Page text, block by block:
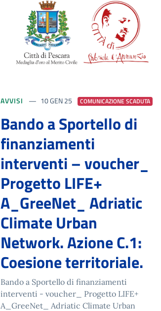
AVVISI 10 GEN 25 COMUNICAZIONE SCADUTA
Bando a Sportello di
finanziamenti
interventi – voucher_
Progetto LIFE+
A_GreeNet_ Adriatic
Climate Urban
Network. Azione C.1:
Coesione territoriale.
Bando a Sportello di finanziamenti
interventi - voucher_ Progetto LIFE+
A_GreeNet_ Adriatic Climate Urban